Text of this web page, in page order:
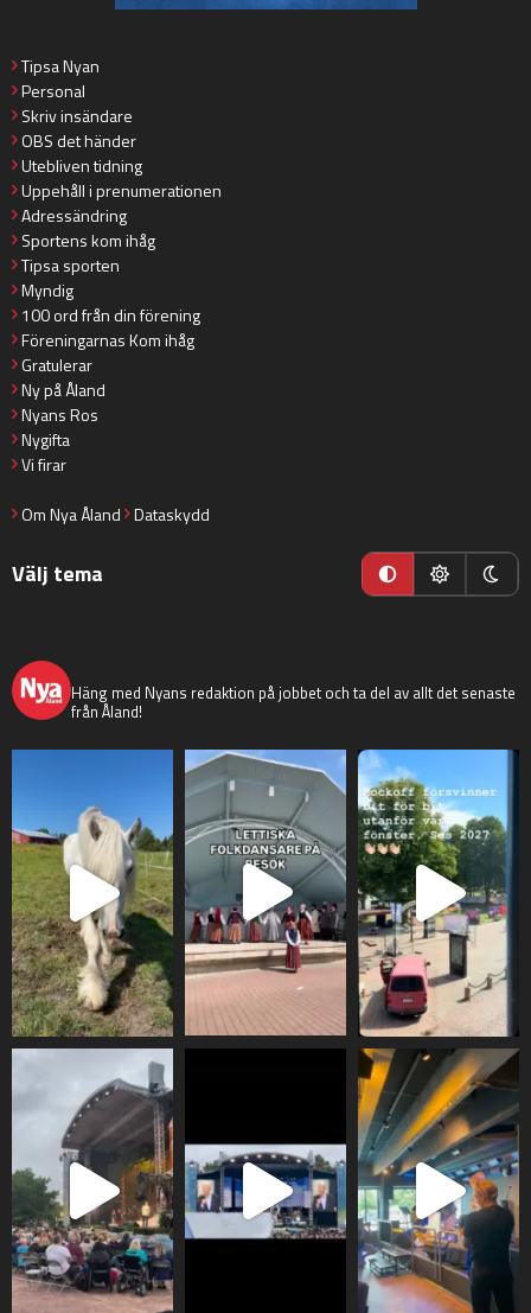
Tipsa Nyan
Personal
Skriv insändare
OBS det händer
Utebliven tidning
Uppehåll i prenumerationen
Adressändring
Sportens kom ihåg
Tipsa sporten
Myndig
100 ord från din förening
Föreningarnas Kom ihåg
Gratulerar
Ny på Åland
Nyans Ros
Nygifta
Vi firar
Om Nya Åland Dataskydd
Välj tema
Häng med Nyans redaktion på jobbet och ta del av allt det senaste
från Åland!